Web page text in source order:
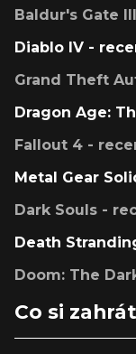
Baldur's Gate
Diablo IV -
Grand Theft
Dragon Age:
Fallout 4 -
Metal Gear
Dark Souls -
Death
Doom: The
Co si zahrát